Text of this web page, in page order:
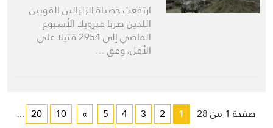
ارتفعت حصيلة الزلزالين القويين
اللذين ضربا فنزويلا الأسبوع
الماضي إلى 2954 قتيلا على
الأقل، وفق …
صفحة 1 من 28 1
2
3
4
5
»
10
20
...